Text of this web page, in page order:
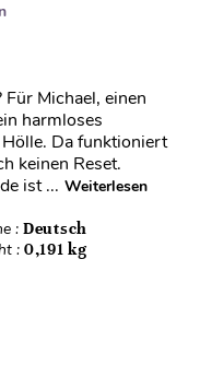
Michael, einen
harmloses
Da funktioniert
keinen Reset.
ist ... Weiterlesen
: Deutsch
: 0,191 kg